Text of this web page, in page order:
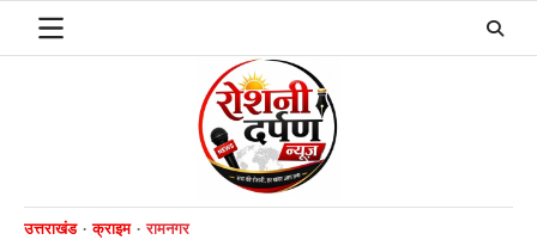
उत्तराखंड क्राइम रामनगर